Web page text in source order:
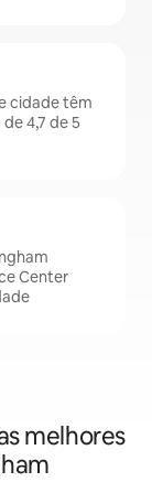
cidade têm
4,7 de 5
Center
melhores